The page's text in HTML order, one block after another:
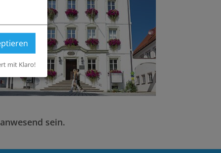
sein.
mit Klaro!